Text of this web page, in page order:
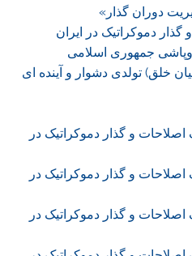
دوران گذار»
دموکراتیک در ایران
جمهوری اسلامی
خلق) تولدی دشوار و آینده ای
اصلاحات و گذار دموکراتیک در
اصلاحات و گذار دموکراتیک در
اصلاحات و گذار دموکراتیک در